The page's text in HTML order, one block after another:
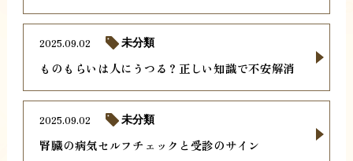
ものもらいは人にうつる？正しい知識で不安解消
2025.09.02 未分類
腎臓の病気セルフチェックと受診のサイン
2025.09.02 未分類